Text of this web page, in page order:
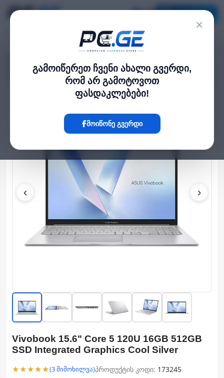
×
გამოიწერეთ ჩვენი ახალი გვერდი,
რომ არ გამოტოვოთ
ფასდაკლებები!
მოიწონე გვერდი
Vivobook 15.6" Core 5 120U 16GB 512GB SSD Integrated Graphics Cool
‹ ›
Vivobook 15.6" Core 5 120U 16GB 512GB
SSD Integrated Graphics Cool Silver
★★★★★(3 მიმოხილვა)პროდუქტის კოდი: 173245